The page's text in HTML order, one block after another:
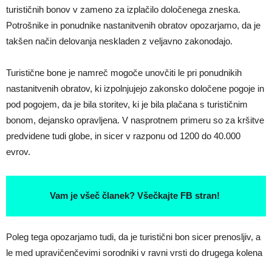
turističnih bonov v zameno za izplačilo določenega zneska.
Potrošnike in ponudnike nastanitvenih obratov opozarjamo, da je
takšen način delovanja neskladen z veljavno zakonodajo.
Turistične bone je namreč mogoče unovčiti le pri ponudnikih
nastanitvenih obratov, ki izpolnjujejo zakonsko določene pogoje in
pod pogojem, da je bila storitev, ki je bila plačana s turističnim
bonom, dejansko opravljena. V nasprotnem primeru so za kršitve
predvidene tudi globe, in sicer v razponu od 1200 do 40.000
evrov.
Vam je všeč članek? Všečkajte FB stran!
Poleg tega opozarjamo tudi, da je turistični bon sicer prenosljiv, a
le med upravičenčevimi sorodniki v ravni vrsti do drugega kolena